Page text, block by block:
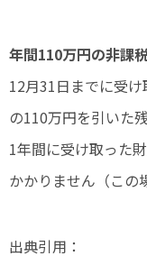
年間110万円の非課
12月31日までに受
の110万円を引いた
1年間に受け取った
かかりません（この
出典引用：